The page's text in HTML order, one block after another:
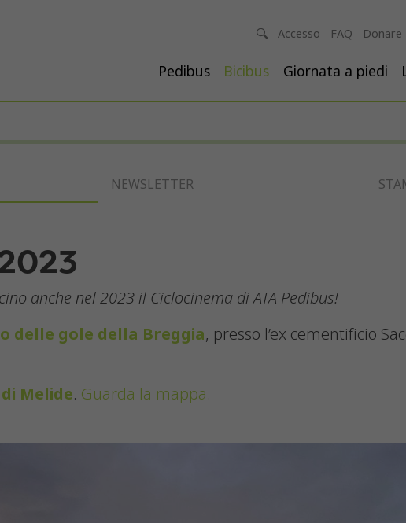
Accesso FAQ Donare
Pedibus Bicibus Giornata a piedi
NEWSLETTER
anche nel 2023 il Ciclocinema di ATA Pedibus!
delle gole della Breggia, presso l’ex cementificio
Melide. Guarda la mappa.